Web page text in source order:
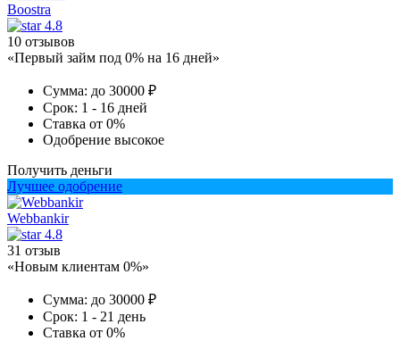
Boostra
4.8
10 отзывов
«Первый займ под 0% на 16 дней»
Сумма: до 30000 ₽
Срок: 1 - 16 дней
Ставка от 0%
Одобрение высокое
Получить деньги
Лучшее одобрение
Webbankir
4.8
31 отзыв
«Новым клиентам 0%»
Сумма: до 30000 ₽
Срок: 1 - 21 день
Ставка от 0%